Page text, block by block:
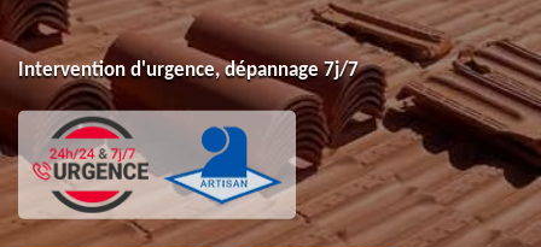
Intervention d'urgence, dépannage 7j/7